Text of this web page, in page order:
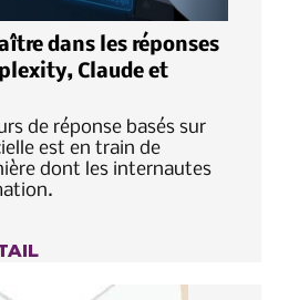
dans les réponses
Claude et
de réponse basés sur
est en train de
dont les internautes